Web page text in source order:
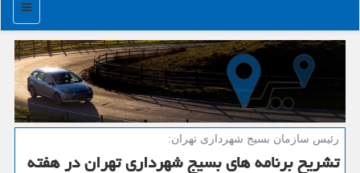
منو
رئیس سازمان بسیج شهرداری تهران:
تشریح برنامه های بسیج شهرداری تهران در هفته